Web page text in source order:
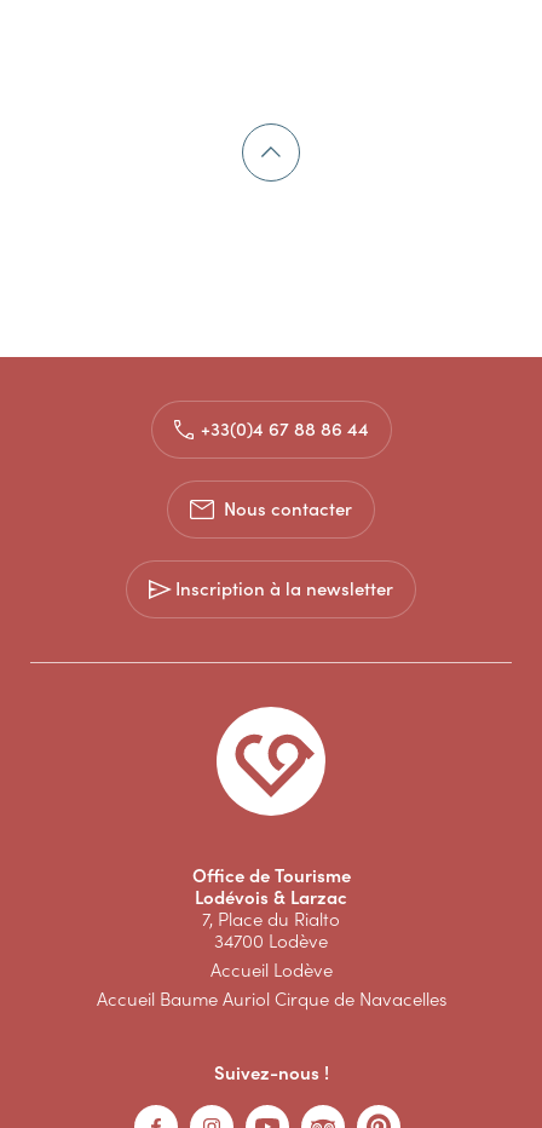
+33(0)4 67 88 86 44
Nous contacter
Inscription à la newsletter
Office de Tourisme
Lodévois & Larzac
7, Place du Rialto
34700 Lodève
Accueil Lodève
Accueil Baume Auriol Cirque de Navacelles
Suivez-nous !